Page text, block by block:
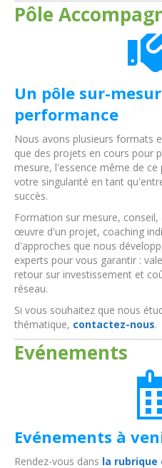
Pôle
Un pôle sur-
performance
Nous avons plusieurs formats
que des projets en cours pour
mesure, l'essence même de
votre singularité en tant
succès.
Formation sur mesure,
œuvre d'un projet, coaching
d'approches que nous
experts pour vous garantir :
retour sur investissement et
réseau.
Si vous souhaitez que nous
thématique, contactez-nous.
Evénements
Evénements à
Rendez-vous dans la rubrique